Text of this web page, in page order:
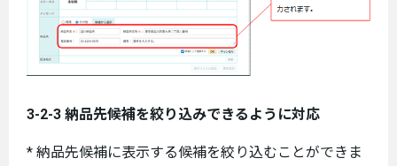
3-2-3 納品先候補を絞り込みできるように対応
* 納品先候補に表示する候補を絞り込むことができま